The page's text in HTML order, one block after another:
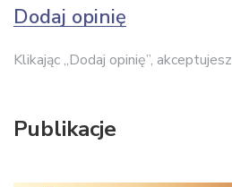
Dodaj opinię
Klikając „Dodaj opinię”, akceptujesz
Publikacje